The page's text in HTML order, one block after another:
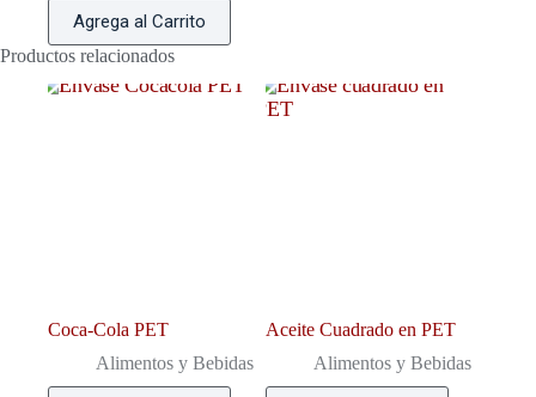
Agrega al Carrito
Productos relacionados
Coca-Cola PET
Alimentos y Bebidas
Aceite Cuadrado en PET
Alimentos y Bebidas